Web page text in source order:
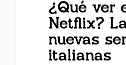
¿Qué ver
Netflix?
nuevas
italianas